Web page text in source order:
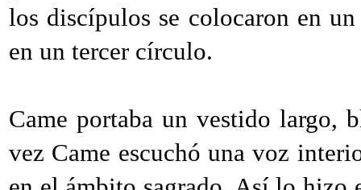
los discípulos se colocaron en
en un tercer círculo.
Came portaba un vestido largo,
vez Came escuchó una voz